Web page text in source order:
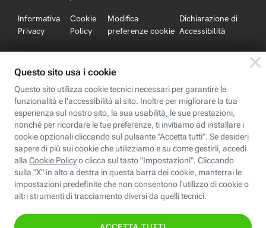
Informativa
Privacy
Cookie
Policy
Modifica
preferenze cookie
Dichiarazione di
Accessibilità